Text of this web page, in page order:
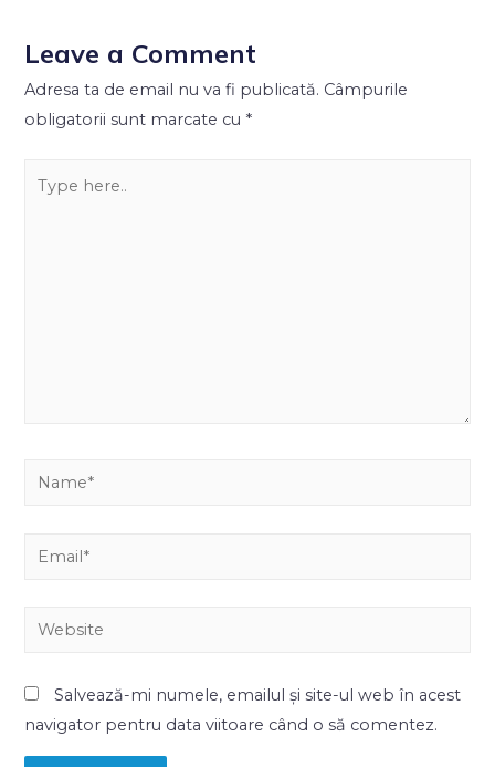
Leave a Comment
Adresa ta de email nu va fi publicată. Câmpurile
obligatorii sunt marcate cu *
Salvează-mi numele, emailul și site-ul web în acest
navigator pentru data viitoare când o să comentez.